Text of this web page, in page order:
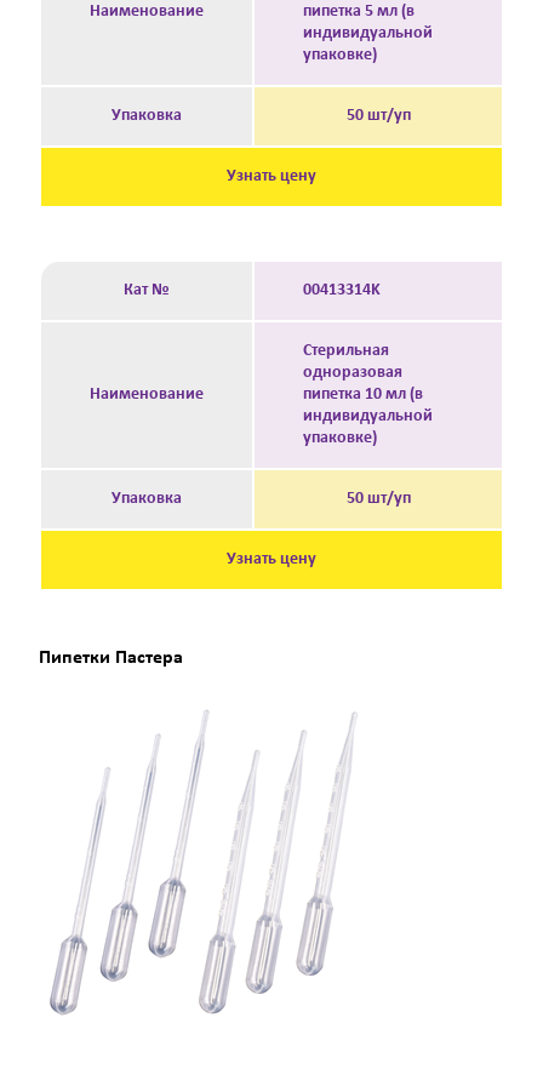
Наименование
пипетка 5 мл (в
индивидуальной
упаковке)
Упаковка 50 шт/уп
Узнать цену
Кат № 00413314K
Наименование
Стерильная
одноразовая
пипетка 10 мл (в
индивидуальной
упаковке)
Упаковка 50 шт/уп
Узнать цену
Пипетки Пастера